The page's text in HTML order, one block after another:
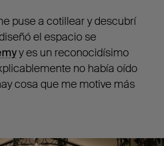
puse a cotillear y descubrí
el espacio se
y es un reconocidísimo
no había oído
cosa que me motive más